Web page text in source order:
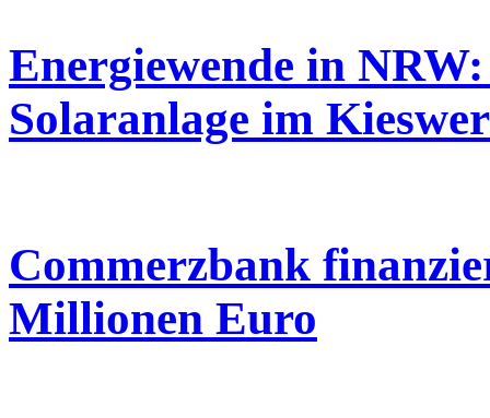
Energiewende in
Solaranlage im
Commerzbank
Millionen Euro